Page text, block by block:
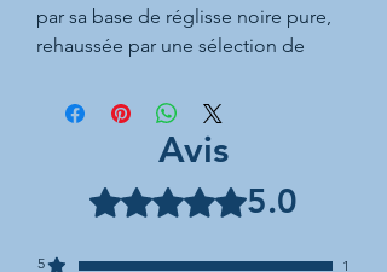
par sa base de réglisse noire pure,
rehaussée par une sélection de
ajoutent une chaleur enveloppante
et une touche de mystère.
En bouche, le "Diavolo di
Mergellina" est vigoureux et
Avis
Noté 5 sur 5. 5.0
5
1